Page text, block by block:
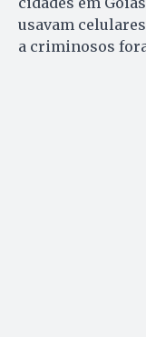
usavam
a criminosos